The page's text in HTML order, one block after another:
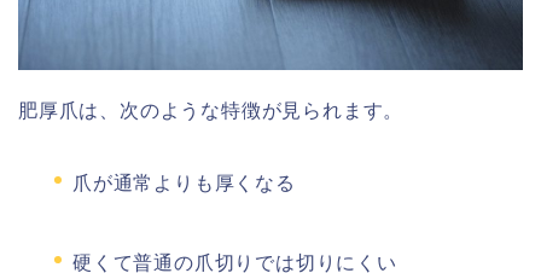
肥厚爪は、次のような特徴が見られます。
爪が通常よりも厚くなる
硬くて普通の爪切りでは切りにくい